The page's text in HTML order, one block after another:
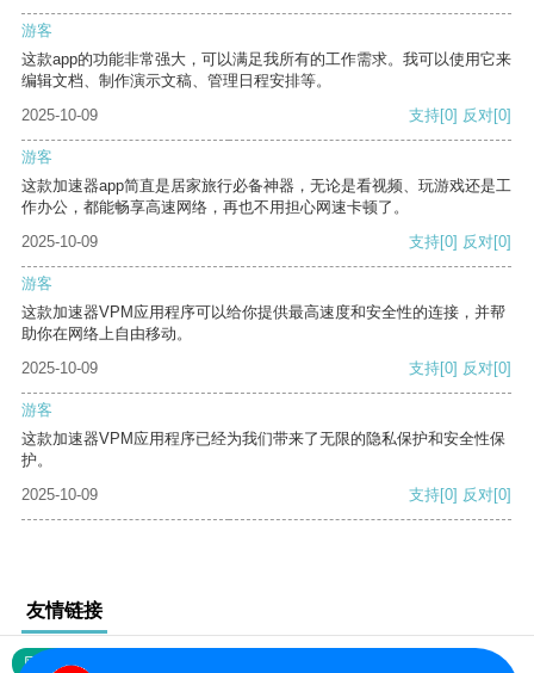
游客
这款app的功能非常强大，可以满足我所有的工作需求。我可以使用它来
编辑文档、制作演示文稿、管理日程安排等。
2025-10-09
支持[0] 反对[0]
游客
这款加速器app简直是居家旅行必备神器，无论是看视频、玩游戏还是工
作办公，都能畅享高速网络，再也不用担心网速卡顿了。
2025-10-09
支持[0] 反对[0]
游客
这款加速器VPM应用程序可以给你提供最高速度和安全性的连接，并帮
助你在网络上自由移动。
2025-10-09
支持[0] 反对[0]
游客
这款加速器VPM应用程序已经为我们带来了无限的隐私保护和安全性保
护。
2025-10-09
支持[0] 反对[0]
友情链接
网站地图